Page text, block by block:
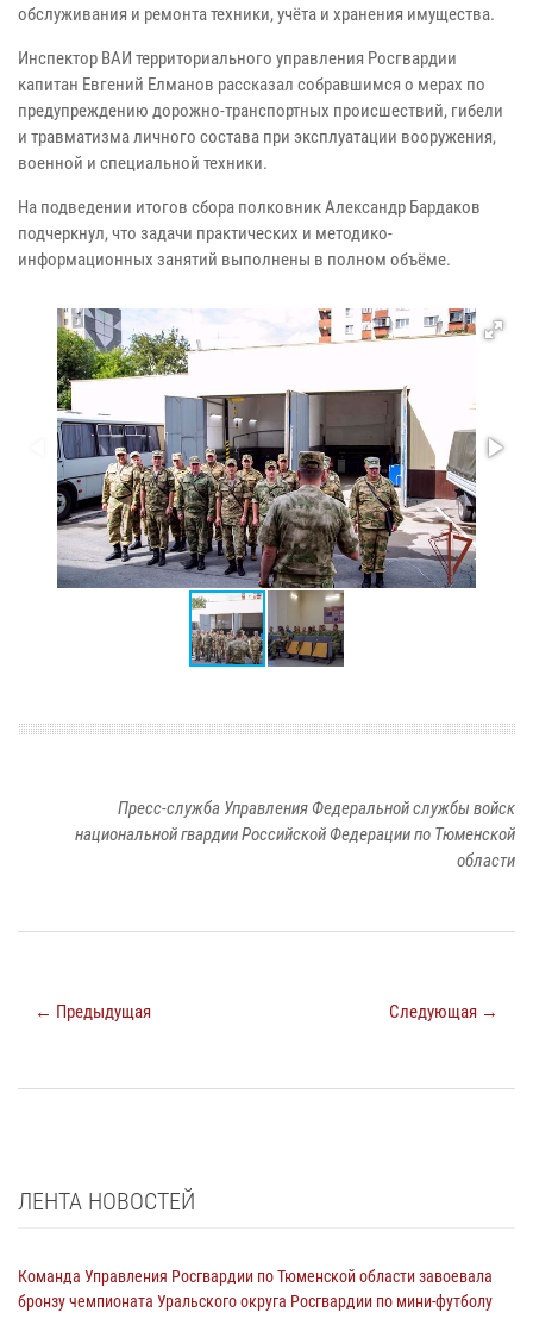
обслуживания и ремонта техники, учёта и хранения имущества.
Инспектор ВАИ территориального управления Росгвардии
капитан Евгений Елманов рассказал собравшимся о мерах по
предупреждению дорожно-транспортных происшествий, гибели
и травматизма личного состава при эксплуатации вооружения,
военной и специальной техники.
На подведении итогов сбора полковник Александр Бардаков
подчеркнул, что задачи практических и методико-
информационных занятий выполнены в полном объёме.
Пресс-служба Управления Федеральной службы войск
национальной гвардии Российской Федерации по Тюменской
области
← Предыдущая Следующая →
ЛЕНТА НОВОСТЕЙ
Команда Управления Росгвардии по Тюменской области завоевала
бронзу чемпионата Уральского округа Росгвардии по мини-футболу